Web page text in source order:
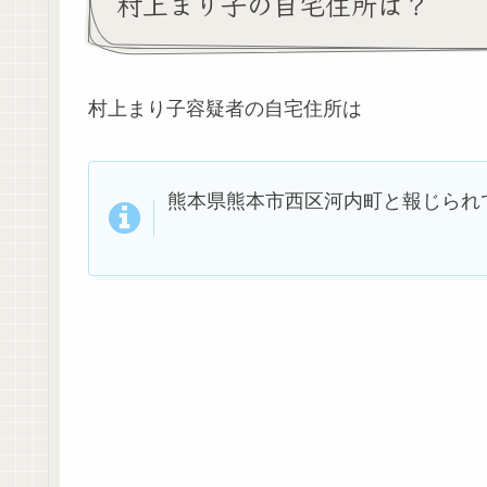
村上まり子容疑者の自宅住所は
熊本県熊本市西区河内町と報じられ